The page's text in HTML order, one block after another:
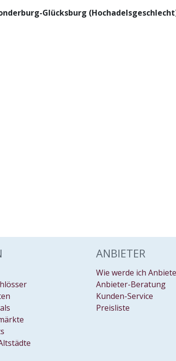
Glücksburg
ANBIETER
Wie werde ich
Anbieter-Beratung
Kunden-Service
Preisliste